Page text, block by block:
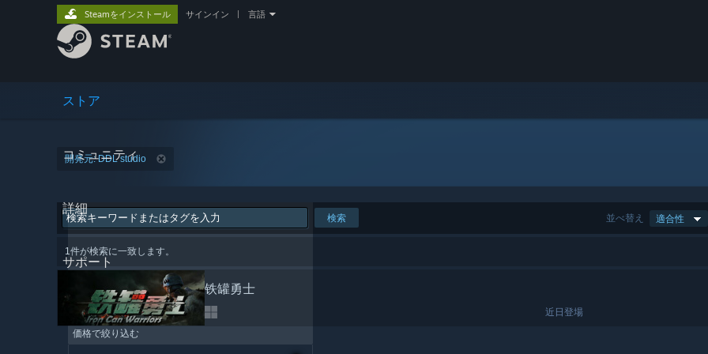
ストア
コミュニティ
詳細
サポート
Steamをインストール サインイン 言語
開発元: DDL studio
並べ替え 適合性
検索
1件が検索に一致します。
铁罐勇士
近日登場
価格で絞り込む